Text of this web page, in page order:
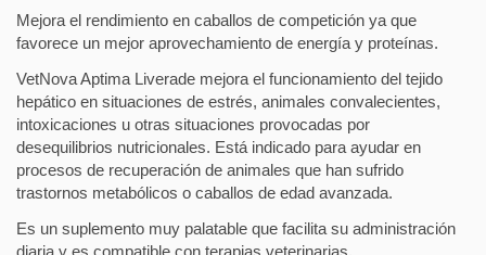
Mejora el rendimiento en caballos de competición ya que
favorece un mejor aprovechamiento de energía y proteínas.
VetNova Aptima Liverade mejora el funcionamiento del tejido
hepático en situaciones de estrés, animales convalecientes,
intoxicaciones u otras situaciones provocadas por
desequilibrios nutricionales. Está indicado para ayudar en
procesos de recuperación de animales que han sufrido
trastornos metabólicos o caballos de edad avanzada.
Es un suplemento muy palatable que facilita su administración